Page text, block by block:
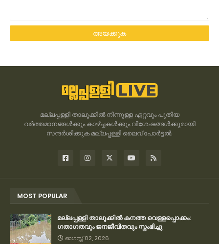
മല്ലപ്പള്ളി താലൂക്കിൽ നിന്നുള്ള ഏറ്റവും പുതിയ
വർത്തമാനങ്ങൾക്കും കാഴ്ച്ചകൾക്കും വിശേഷങ്ങൾക്കുമായി
സന്ദർശിക്കുക മല്ലപ്പള്ളി ലൈവ് പോർട്ടൽ.
MOST POPULAR
മല്ലപ്പള്ളി താലൂക്കിൽ കനത്ത വെള്ളപ്പൊക്കം:
ഗതാഗതവും ജനജീവിതവും സ്തംഭിച്ചു
ഓഗസ്റ്റ് 02, 2026